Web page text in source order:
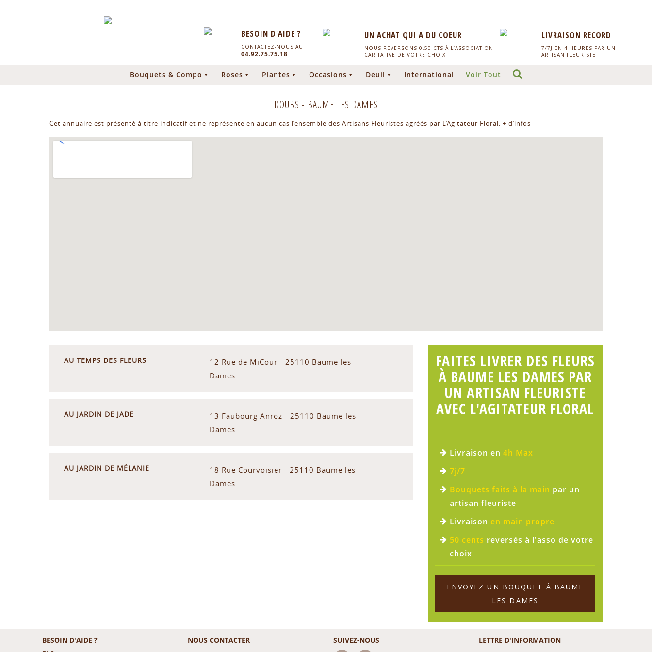
BESOIN D'AIDE ?
CONTACTEZ-NOUS AU
04.92.75.75.18
UN ACHAT QUI A DU COEUR
NOUS REVERSONS 0,50 CTS À L’ASSOCIATION
CARITATIVE DE VOTRE CHOIX
LIVRAISON RECORD
7/7J EN 4 HEURES PAR UN
ARTISAN FLEURISTE
Bouquets & Compo Roses Plantes Occasions Deuil International Voir Tout
DOUBS - BAUME LES DAMES
Cet annuaire est présenté à titre indicatif et ne représente en aucun cas l’ensemble des Artisans Fleuristes agréés par L’Agitateur Floral. + d’infos
AU TEMPS DES FLEURS
12 Rue de MiCour - 25110 Baume les
Dames
AU JARDIN DE JADE
13 Faubourg Anroz - 25110 Baume les
Dames
AU JARDIN DE MÉLANIE
18 Rue Courvoisier - 25110 Baume les
Dames
FAITES LIVRER DES FLEURS
À BAUME LES DAMES PAR
UN ARTISAN FLEURISTE
AVEC L'AGITATEUR FLORAL
Livraison en 4h Max
7j/7
Bouquets faits à la main par un
artisan fleuriste
Livraison en main propre
50 cents reversés à l'asso de votre
choix
ENVOYEZ UN BOUQUET À BAUME
LES DAMES
BESOIN D'AIDE ? NOUS CONTACTER SUIVEZ-NOUS LETTRE D'INFORMATION